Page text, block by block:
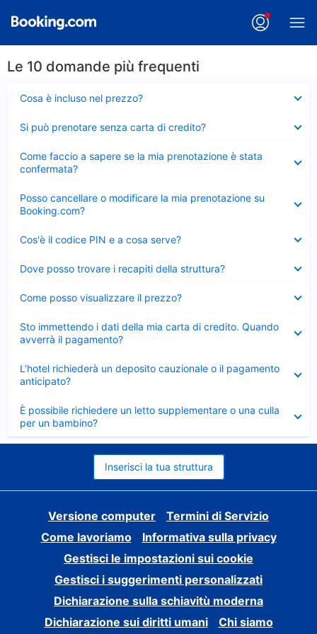
Le 10 domande più frequenti
Cosa è incluso nel prezzo?
chiuso
Si può prenotare senza carta di credito?
chiuso
Come faccio a sapere se la mia prenotazione è stata
confermata?
chiuso
Posso cancellare o modificare la mia prenotazione su
Booking.com?
chiuso
Cos'è il codice PIN e a cosa serve?
chiuso
Dove posso trovare i recapiti della struttura?
chiuso
Come posso visualizzare il prezzo?
chiuso
Sto immettendo i dati della mia carta di credito. Quando
avverrà il pagamento?
chiuso
L’hotel richiederà un deposito cauzionale o il pagamento
anticipato?
chiuso
È possibile richiedere un letto supplementare o una culla
per un bambino?
Elemento
chiuso
Inserisci la tua struttura
Versione computer
Termini di Servizio
Come lavoriamo
Informativa sulla privacy
Gestisci le impostazioni sui cookie
Gestisci i suggerimenti personalizzati
Dichiarazione sulla schiavitù moderna
Dichiarazione sui diritti umani
Chi siamo